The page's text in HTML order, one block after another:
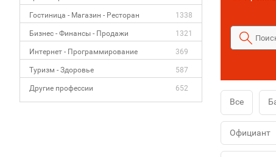
Гостиница - Магазин - Ресторан 1338
Бизнес - Финансы - Продажи 1321
Интернет - Программирование 369
Туризм - Здоровье 587
Другие профессии 652
Все
Официант